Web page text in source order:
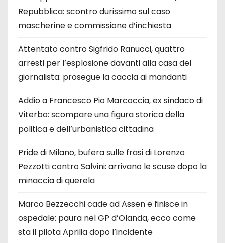
Repubblica: scontro durissimo sul caso
mascherine e commissione d’inchiesta
Attentato contro Sigfrido Ranucci, quattro
arresti per l’esplosione davanti alla casa del
giornalista: prosegue la caccia ai mandanti
Addio a Francesco Pio Marcoccia, ex sindaco di
Viterbo: scompare una figura storica della
politica e dell’urbanistica cittadina
Pride di Milano, bufera sulle frasi di Lorenzo
Pezzotti contro Salvini: arrivano le scuse dopo la
minaccia di querela
Marco Bezzecchi cade ad Assen e finisce in
ospedale: paura nel GP d’Olanda, ecco come
sta il pilota Aprilia dopo l’incidente